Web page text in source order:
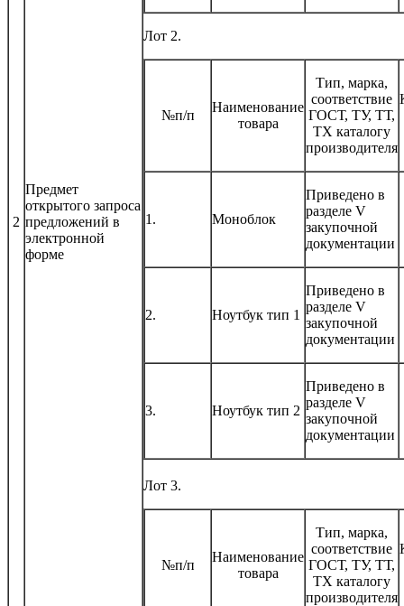
2
Предмет
открытого запроса
предложений в
электронной
форме
Лот 2.
№п/п
Наименование
товара
Тип, марка,
соответствие
ГОСТ, ТУ, ТТ,
ТХ каталогу
производителя
1. Моноблок
Приведено в
разделе V
закупочной
документации
2. Ноутбук тип 1
Приведено в
разделе V
закупочной
документации
3. Ноутбук тип 2
Приведено в
разделе V
закупочной
документации
Лот 3.
№п/п
Наименование
товара
Тип, марка,
соответствие
ГОСТ, ТУ, ТТ,
ТХ каталогу
производителя